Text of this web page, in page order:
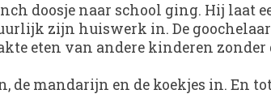
doosje naar school ging. Hij laat
zijn huiswerk in. De
eten van andere kinderen
de mandarijn en de koekjes in. En